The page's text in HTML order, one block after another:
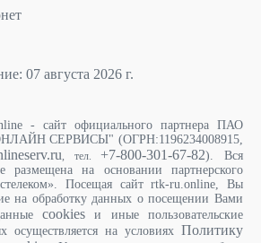
07 августа 2026 г.
- сайт официального партнера ПАО
СЕРВИСЫ" (ОГРН:1196234008915,
, тел.+7-800-301-67-82). Вся
размещена на основании партнерского
Посещая сайт rtk-ru.online, Вы
на обработку данных о посещении Вами
cookies и иные пользовательские
осуществляется на условиях Политику